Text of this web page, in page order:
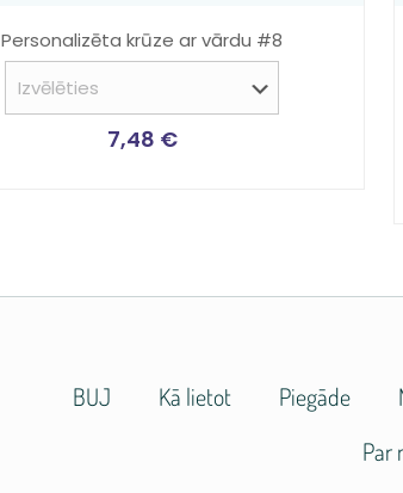
Personalizēta krūze ar vārdu #8
7,48 €
BUJ Kā lietot Piegāde
Par